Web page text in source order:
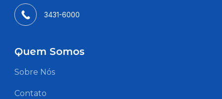
3431-6000
Quem Somos
Sobre Nós
Contato